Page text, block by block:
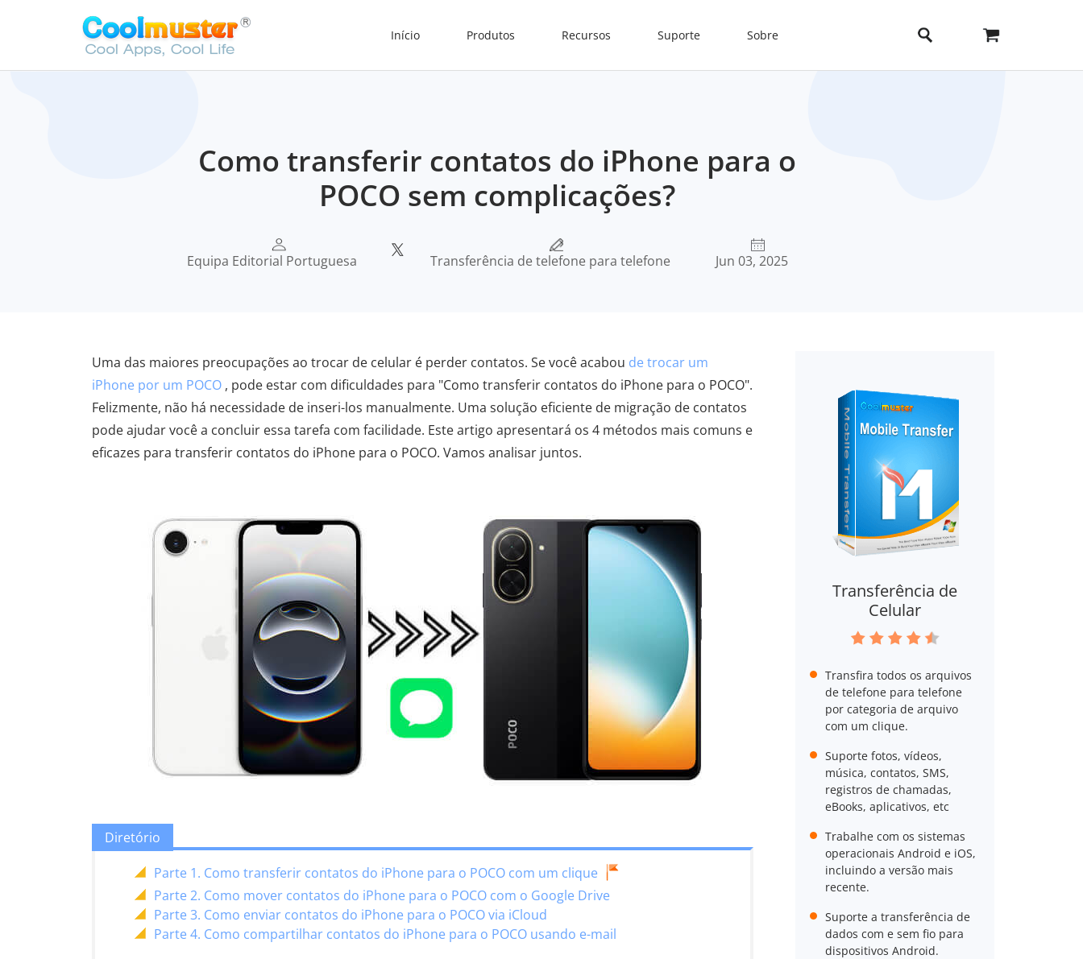
Início Produtos Recursos Suporte Sobre
Como transferir contatos do iPhone para o
POCO sem complicações?
Equipa Editorial Portuguesa Transferência de telefone para telefone Jun 03, 2025
Uma das maiores preocupações ao trocar de celular é perder contatos. Se você acabou de trocar um
iPhone por um POCO , pode estar com dificuldades para "Como transferir contatos do iPhone para o POCO".
Felizmente, não há necessidade de inseri-los manualmente. Uma solução eficiente de migração de contatos
pode ajudar você a concluir essa tarefa com facilidade. Este artigo apresentará os 4 métodos mais comuns e
eficazes para transferir contatos do iPhone para o POCO. Vamos analisar juntos.
Diretório
Parte 1. Como transferir contatos do iPhone para o POCO com um clique
Parte 2. Como mover contatos do iPhone para o POCO com o Google Drive
Parte 3. Como enviar contatos do iPhone para o POCO via iCloud
Parte 4. Como compartilhar contatos do iPhone para o POCO usando e-mail
Transferência de
Celular
Transfira todos os arquivos
de telefone para telefone
por categoria de arquivo
com um clique.
Suporte fotos, vídeos,
música, contatos, SMS,
registros de chamadas,
eBooks, aplicativos, etc
Trabalhe com os sistemas
operacionais Android e iOS,
incluindo a versão mais
recente.
Suporte a transferência de
dados com e sem fio para
dispositivos Android.